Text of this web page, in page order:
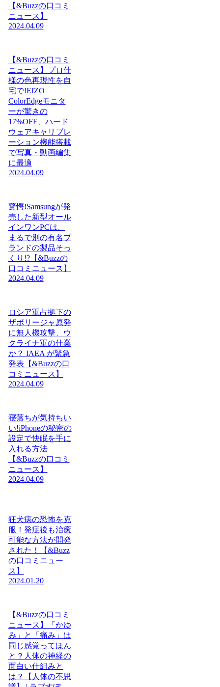
【&Buzzの口コミ
ニュース】
2024.04.09
【&Buzzの口コミ
ニュース】プロ仕
様の色再現性を自
宅で!EIZO
ColorEdgeモニタ
ーが驚きの
17%OFF、ハード
ウェアキャリブレ
ーション機能搭載
で写真・動画編集
に最適
2024.04.09
驚愕!Samsungが発
売した新型オール
インワンPCは、
まるで別の有名ブ
ランドの製品そっ
くり!?【&Buzzの
口コミニュース】
2024.04.09
ロシア軍占拠下の
ザポリージャ原発
に無人機攻撃、ウ
クライナ軍の仕業
か？ IAEA が緊急
発表【&Buzzの口
コミニュース】
2024.04.09
寝落ちが気持ちい
い!iPhoneの秘密の
設定で快眠を手に
入れる方法
【&Buzzの口コミ
ニュース】
2024.04.09
狂犬病の恐怖を克
服！発症後も治癒
可能な方法が開発
された！【&Buzz
の口コミニュー
ス】
2024.01.20
【&Buzzの口コミ
ニュース】「かゆ
み」と「痛み」は
同じ感覚ってほん
と？人体の神経の
面白い仕組みと
は？【人体の不思